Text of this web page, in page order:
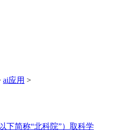
ai应用 >
下简称“北科院”）取科学